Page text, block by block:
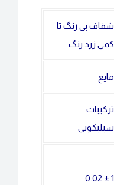
شفاف بی رنگ تا
کمی زرد رنگ
مایع
ترکیبات
سیلیکونی
1 ± 0.02